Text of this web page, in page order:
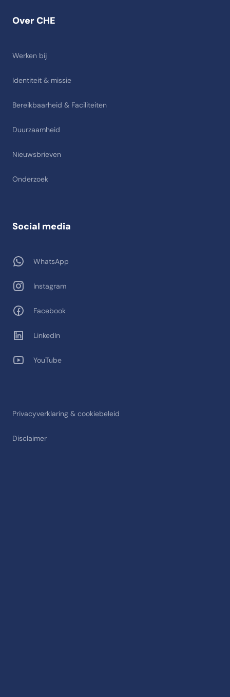
Over CHE
Werken bij
Identiteit & missie
Bereikbaarheid & Faciliteiten
Duurzaamheid
Nieuwsbrieven
Onderzoek
Privacyverklaring & cookiebeleid
Disclaimer
Social media
WhatsApp
Instagram
Facebook
LinkedIn
YouTube